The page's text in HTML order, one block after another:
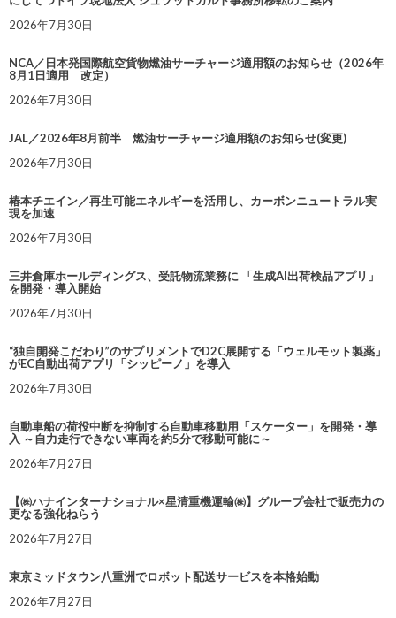
2026年7月30日
NCA／日本発国際航空貨物燃油サーチャージ適用額のお知らせ（2026年
8月1日適用 改定）
2026年7月30日
JAL／2026年8月前半 燃油サーチャージ適用額のお知らせ(変更)
2026年7月30日
椿本チエイン／再生可能エネルギーを活用し、カーボンニュートラル実
現を加速
2026年7月30日
三井倉庫ホールディングス、受託物流業務に 「生成AI出荷検品アプリ」
を開発・導入開始
2026年7月30日
“独自開発こだわり”のサプリメントでD2C展開する「ウェルモット製薬」
がEC自動出荷アプリ「シッピーノ」を導入
2026年7月30日
自動車船の荷役中断を抑制する自動車移動用「スケーター」を開発・導
入 ～自力走行できない車両を約5分で移動可能に～
2026年7月27日
【㈱ハナインターナショナル×星清重機運輸㈱】グループ会社で販売力の
更なる強化ねらう
2026年7月27日
東京ミッドタウン八重洲でロボット配送サービスを本格始動
2026年7月27日